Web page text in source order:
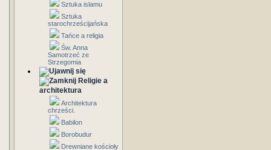
Sztuka islamu
Sztuka
starochrześcijańska
Tańce a religia
Św. Anna
Samotrzeć ze
Strzegomia
Religie a
architektura
Architektura
chrześci.
Babilon
Borobudur
Drewniane kościoły